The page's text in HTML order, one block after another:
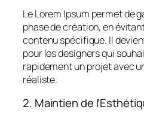
Le Lorem Ipsum permet de
phase de création, en
contenu spécifique. Il
pour les designers qui
rapidement un projet avec
réaliste.
2. Maintien de